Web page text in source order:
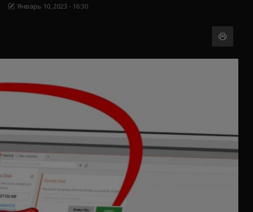
Январь 10, 2023 - 16:30